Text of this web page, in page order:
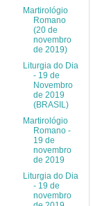
Martirológio
Romano
(20 de
novembro
de 2019)
Liturgia do Dia
- 19 de
Novembro
de 2019
(BRASIL)
Martirológio
Romano -
19 de
novembro
de 2019
Liturgia do Dia
- 19 de
novembro